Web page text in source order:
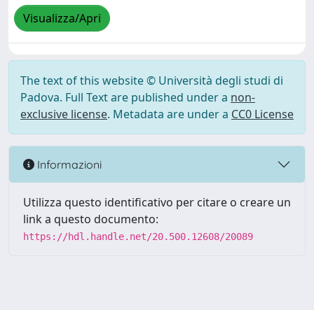
Visualizza/Apri
The text of this website © Università degli studi di
Padova. Full Text are published under a non-
exclusive license. Metadata are under a CC0 License
Informazioni
Utilizza questo identificativo per citare o creare un
link a questo documento:
https://hdl.handle.net/20.500.12608/20089